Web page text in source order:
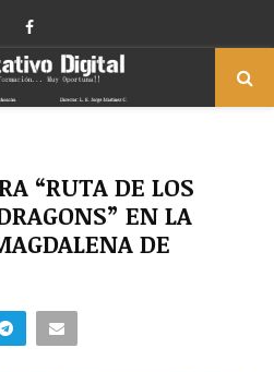
Facebook
“RUTA DE LOS
EN LA
DE